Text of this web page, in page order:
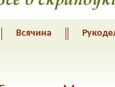
Всячина